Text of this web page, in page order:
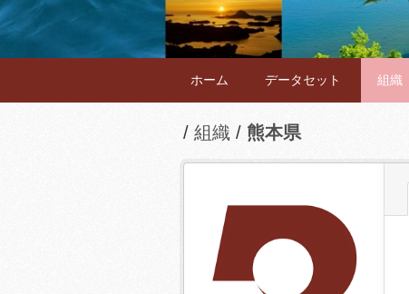
ホーム データセット 組織
組織 熊本県